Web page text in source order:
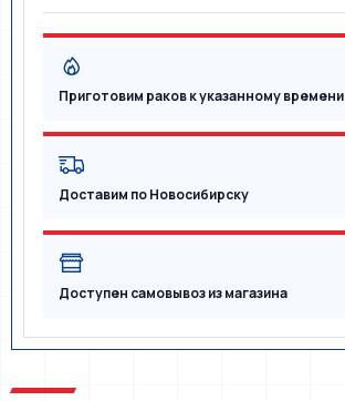
Приготовим раков к указанному времени
Доставим по Новосибирску
Доступен самовывоз из магазина